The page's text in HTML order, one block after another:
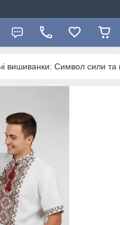
вишиванки: Символ сили та